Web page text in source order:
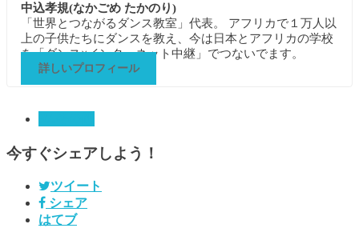
中込孝規(なかごめ たかのり)
「世界とつながるダンス教室」代表。 アフリカで１万人以
上の子供たちにダンスを教え、今は日本とアフリカの学校
を「ダンス×インターネット中継」でつないでます。
詳しいプロフィール
今すぐシェアしよう！
ツイート
シェア
はてブ